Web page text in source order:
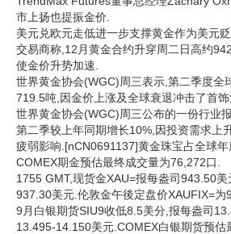
数字报
市上扬也提振金价.
美元兑欧元走低进一步支撑黄金作为美元
交易商称,12月黄金合约升穿周二日高约
使金价升势加速.
世界黄金协会(WGC)周三表示,第二季度全
719.5吨,因金价上涨及全球衰退冲击了首
世界黄金协会(WGC)周三公布的一份行业
第二季较上年同期增长10%,因投资需求上
疲弱影响.[nCN0691137]黄金珠宝占全球年
COMEX期金预估最终成交量为76,272口.
1755 GMT,现货金XAU=报每盎司943.50
937.30美元.伦敦金午後定盘价XAUFIX=为
9月白银期货SIU9收低8.5美分,报每盎司
13.495-14.150美元.COMEX白银期货预估